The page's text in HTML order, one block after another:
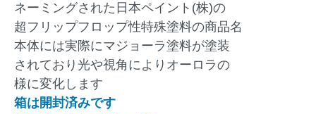
ネーミングされた日本ペイント(株)の
超フリップフロップ性特殊塗料の商品名
本体には実際にマジョーラ塗料が塗装
されており光や視角によりオーロラの
様に変化します
箱は開封済みです